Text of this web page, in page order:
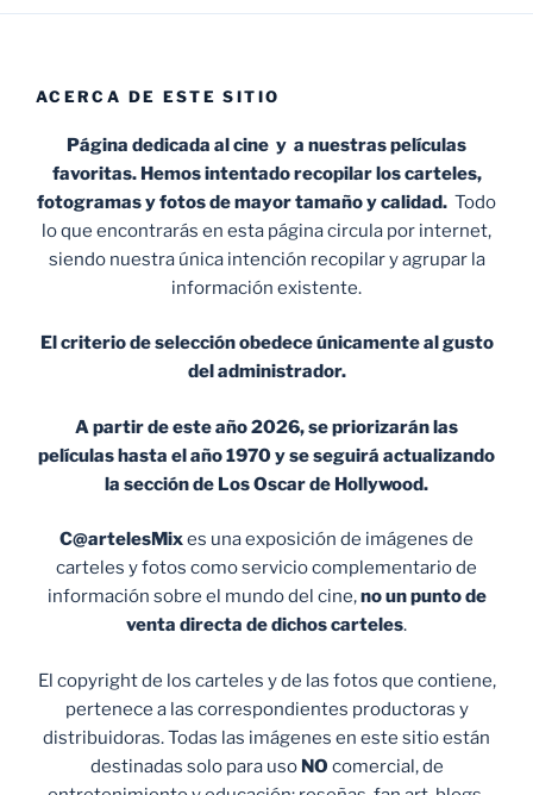
ACERCA DE ESTE SITIO
Página dedicada al cine y a nuestras películas
favoritas. Hemos intentado recopilar los carteles,
fotogramas y fotos de mayor tamaño y calidad. Todo
lo que encontrarás en esta página circula por internet,
siendo nuestra única intención recopilar y agrupar la
información existente.
El criterio de selección obedece únicamente al gusto
del administrador.
A partir de este año 2026, se priorizarán las
películas hasta el año 1970 y se seguirá actualizando
la sección de Los Oscar de Hollywood.
C@artelesMixes una exposición de imágenes de
carteles y fotos como servicio complementario de
información sobre el mundo del cine,no un punto de
venta directa de dichos carteles.
El copyright de los carteles y de las fotos que contiene,
pertenece a las correspondientes productoras y
distribuidoras. Todas las imágenes en este sitio están
destinadas solo para uso NO comercial, de